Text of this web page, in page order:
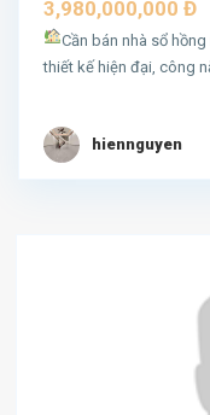
3,980,000,000 Đ
Cần bán nhà sổ
thiết kế hiện đại, công
hiennguyen